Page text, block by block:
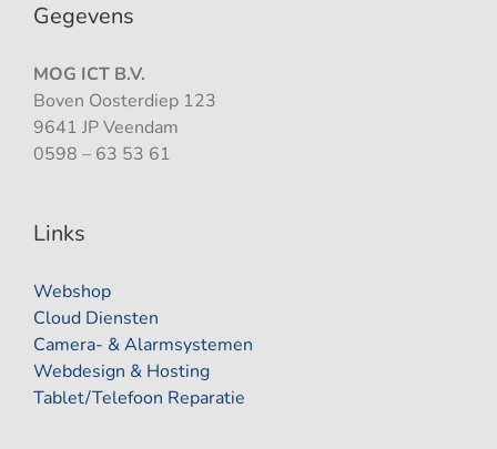
Gegevens
MOG ICT B.V.
Boven Oosterdiep 123
9641 JP Veendam
0598 – 63 53 61
Links
Webshop
Cloud Diensten
Camera- & Alarmsystemen
Webdesign & Hosting
Tablet/Telefoon Reparatie